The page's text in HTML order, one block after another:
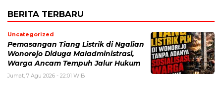
BERITA TERBARU
Uncategorized
Pemasangan Tiang Listrik di Ngalian
Wonorejo Diduga Maladministrasi,
Warga Ancam Tempuh Jalur Hukum
Jumat, 7 Agu 2026 - 22:01 WIB